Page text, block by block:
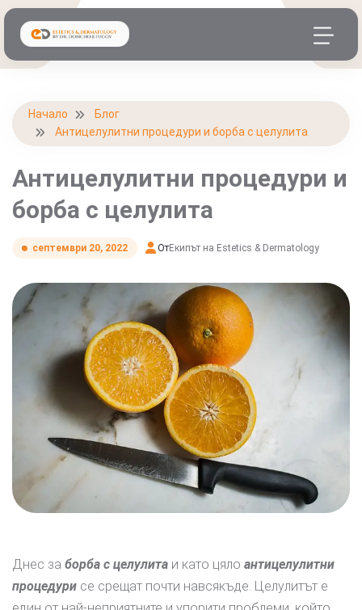
Начало
Блог
Антицелулитни процедури и борба с целулита
Антицелулитни процедури и
борба с целулита
септември 20, 2022 ОтЕкипът на Estetics & Dermatology
Днес за борба с целулита и като цяло антицелулитни
процедури се срещат почти навсякъде. Целулитът е